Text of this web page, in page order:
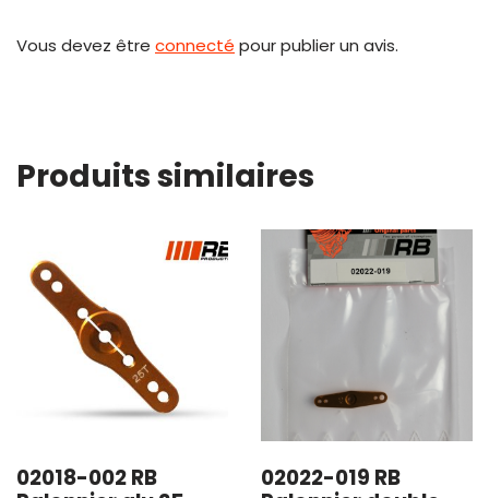
Vous devez être connecté pour publier un avis.
Produits similaires
02018-002 RB
02022-019 RB